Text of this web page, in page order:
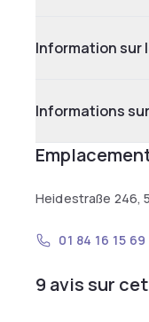
Information sur
Informations
Heidestraße 246,
01 84 16 15 69
9 avis sur